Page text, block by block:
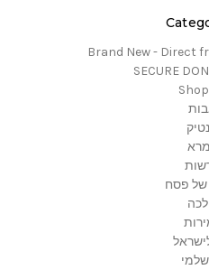
Brand New - Direct
SECURE
של פסח